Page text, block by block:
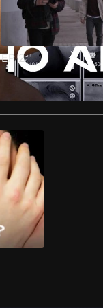
EP2
รายละเอียด